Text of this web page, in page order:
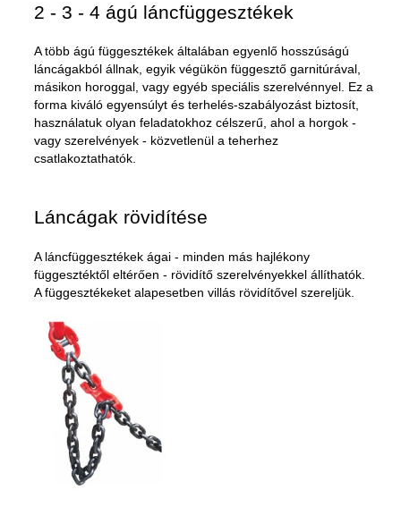
2 - 3 - 4 ágú láncfüggesztékek
A több ágú függesztékek általában egyenlő hosszúságú
láncágakból állnak, egyik végükön függesztő garnitúrával,
másikon horoggal, vagy egyéb speciális szerelvénnyel. Ez a
forma kiváló egyensúlyt és terhelés-szabályozást biztosít,
használatuk olyan feladatokhoz célszerű, ahol a horgok -
vagy szerelvények - közvetlenül a teherhez
csatlakoztathatók.
Láncágak rövidítése
A láncfüggesztékek ágai - minden más hajlékony
függesztéktől eltérően - rövidítő szerelvényekkel állíthatók.
A függesztékeket alapesetben villás rövidítővel szereljük.